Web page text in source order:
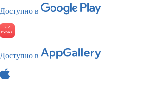
Доступно в
Доступно в